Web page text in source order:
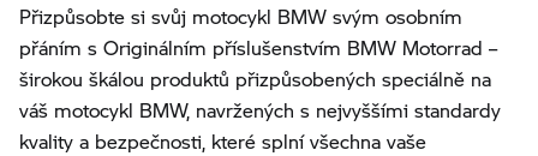
Přizpůsobte si svůj motocykl BMW svým osobním
přáním s Originálním příslušenstvím BMW Motorrad –
širokou škálou produktů přizpůsobených speciálně na
váš motocykl BMW, navržených s nejvyššími standardy
kvality a bezpečnosti, které splní všechna vaše